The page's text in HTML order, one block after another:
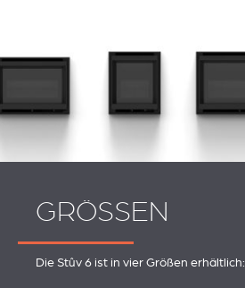
GRÖSSEN
Die Stûv 6 ist in vier Größen erhältlich: